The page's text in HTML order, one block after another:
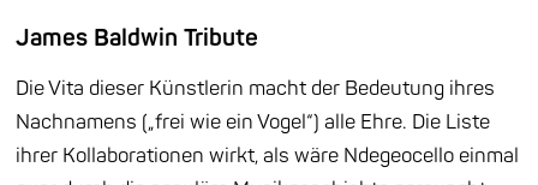
James Baldwin Tribute
Die Vita dieser Künstlerin macht der Bedeutung ihres
Nachnamens („frei wie ein Vogel“) alle Ehre. Die Liste
ihrer Kollaborationen wirkt, als wäre Ndegeocello einmal